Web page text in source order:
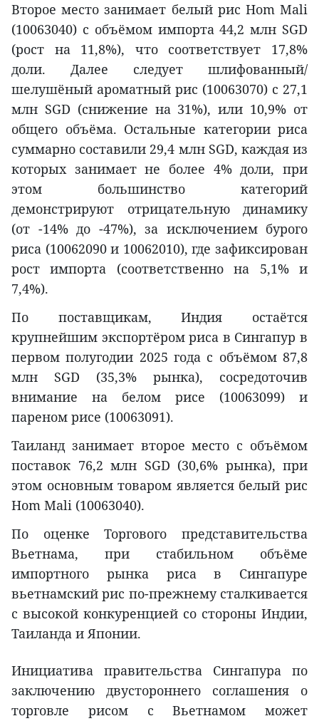
Второе место занимает белый рис Hom Mali
(10063040) с объёмом импорта 44,2 млн SGD
(рост на 11,8%), что соответствует 17,8%
доли. Далее следует шлифованный/
шелушёный ароматный рис (10063070) с 27,1
млн SGD (снижение на 31%), или 10,9% от
общего объёма. Остальные категории риса
суммарно составили 29,4 млн SGD, каждая из
которых занимает не более 4% доли, при
этом большинство категорий
демонстрируют отрицательную динамику
(от -14% до -47%), за исключением бурого
риса (10062090 и 10062010), где зафиксирован
рост импорта (соответственно на 5,1% и
7,4%).
По поставщикам, Индия остаётся
крупнейшим экспортёром риса в Сингапур в
первом полугодии 2025 года с объёмом 87,8
млн SGD (35,3% рынка), сосредоточив
внимание на белом рисе (10063099) и
пареном рисе (10063091).
Таиланд занимает второе место с объёмом
поставок 76,2 млн SGD (30,6% рынка), при
этом основным товаром является белый рис
Hom Mali (10063040).
По оценке Торгового представительства
Вьетнама, при стабильном объёме
импортного рынка риса в Сингапуре
вьетнамский рис по-прежнему сталкивается
с высокой конкуренцией со стороны Индии,
Таиланда и Японии.
Инициатива правительства Сингапура по
заключению двустороннего соглашения о
торговле рисом с Вьетнамом может